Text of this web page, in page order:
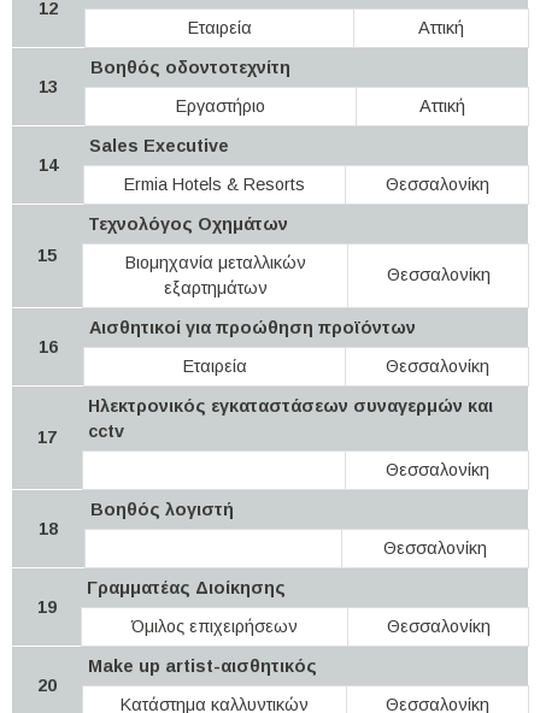
12
Εταιρεία
Αττική
13
Βοηθός οδοντοτεχνίτη
Εργαστήριο
Αττική
14
Sales Executive
Ermia Hotels & Resorts
Θεσσαλονίκη
15
Τεχνολόγος Οχημάτων
Βιομηχανία μεταλλικών
εξαρτημάτων
Θεσσαλονίκη
16
Αισθητικοί για προώθηση προϊόντων
Εταιρεία
Θεσσαλονίκη
17
Ηλεκτρονικός εγκαταστάσεων συναγερμών και
cctv
Θεσσαλονίκη
18
Βοηθός λογιστή
Θεσσαλονίκη
19
Γραμματέας Διοίκησης
Όμιλος επιχειρήσεων
Θεσσαλονίκη
20
Make up artist-αισθητικός
Κατάστημα καλλυντικών
Θεσσαλονίκη